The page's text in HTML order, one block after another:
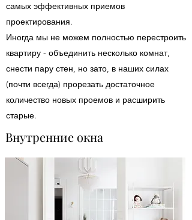
самых эффективных приемов
проектирования.
Иногда мы не можем полностью перестроить
квартиру - объединить несколько комнат,
снести пару стен, но зато, в наших силах
(почти всегда) прорезать достаточное
количество новых проемов и расширить
старые.
Внутренние окна